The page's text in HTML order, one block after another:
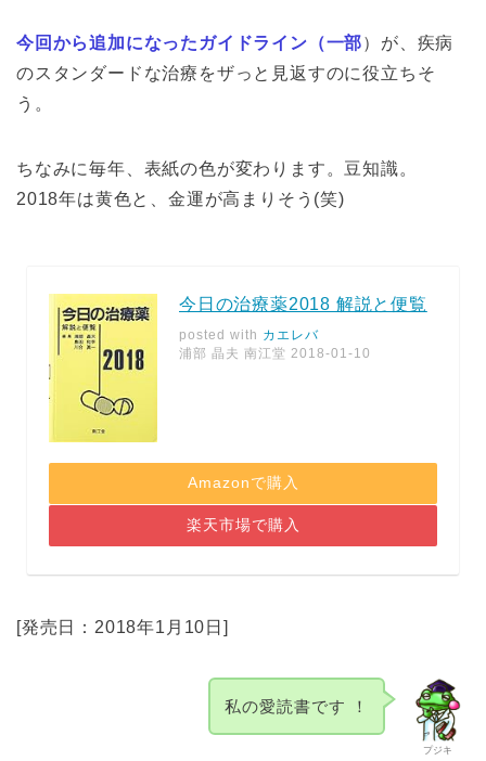
今回から追加になったガイドライン（一部）が、疾病
のスタンダードな治療をザっと見返すのに役立ちそ
う。
ちなみに毎年、表紙の色が変わります。豆知識。
2018年は黄色と、金運が高まりそう(笑)
今日の治療薬2018 解説と便覧
posted with カエレバ
浦部 晶夫 南江堂 2018-01-10
Amazonで購入
楽天市場で購入
[発売日：2018年1月10日]
プジキ
私の愛読書です ！